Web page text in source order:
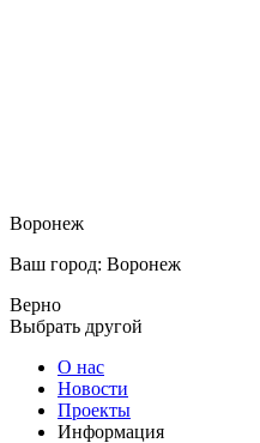
Воронеж
Ваш город: Воронеж
Верно
Выбрать другой
О нас
Новости
Проекты
Информация